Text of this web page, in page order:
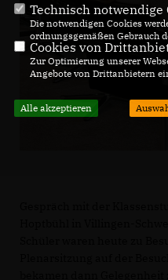
Technisch notwendige
Die notwendigen Cookies
ordnungsgemäßen Gebrauch
Cookies von
Zur Optimierung unserer
Angebote von Drittanbietern
Alle akzeptieren